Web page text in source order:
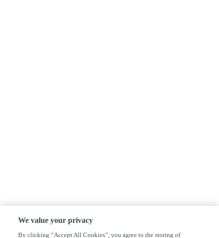
We value your privacy
By clicking “Accept All Cookies”, you agree to the storing of